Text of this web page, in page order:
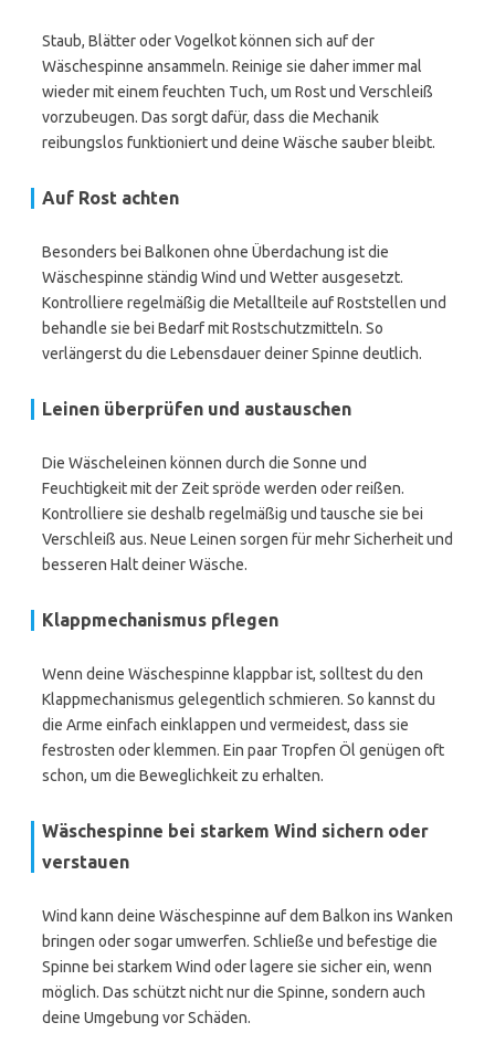
Staub, Blätter oder Vogelkot können sich auf der
Wäschespinne ansammeln. Reinige sie daher immer mal
wieder mit einem feuchten Tuch, um Rost und Verschleiß
vorzubeugen. Das sorgt dafür, dass die Mechanik
reibungslos funktioniert und deine Wäsche sauber bleibt.
Auf Rost achten
Besonders bei Balkonen ohne Überdachung ist die
Wäschespinne ständig Wind und Wetter ausgesetzt.
Kontrolliere regelmäßig die Metallteile auf Roststellen und
behandle sie bei Bedarf mit Rostschutzmitteln. So
verlängerst du die Lebensdauer deiner Spinne deutlich.
Leinen überprüfen und austauschen
Die Wäscheleinen können durch die Sonne und
Feuchtigkeit mit der Zeit spröde werden oder reißen.
Kontrolliere sie deshalb regelmäßig und tausche sie bei
Verschleiß aus. Neue Leinen sorgen für mehr Sicherheit und
besseren Halt deiner Wäsche.
Klappmechanismus pflegen
Wenn deine Wäschespinne klappbar ist, solltest du den
Klappmechanismus gelegentlich schmieren. So kannst du
die Arme einfach einklappen und vermeidest, dass sie
festrosten oder klemmen. Ein paar Tropfen Öl genügen oft
schon, um die Beweglichkeit zu erhalten.
Wäschespinne bei starkem Wind sichern oder
verstauen
Wind kann deine Wäschespinne auf dem Balkon ins Wanken
bringen oder sogar umwerfen. Schließe und befestige die
Spinne bei starkem Wind oder lagere sie sicher ein, wenn
möglich. Das schützt nicht nur die Spinne, sondern auch
deine Umgebung vor Schäden.